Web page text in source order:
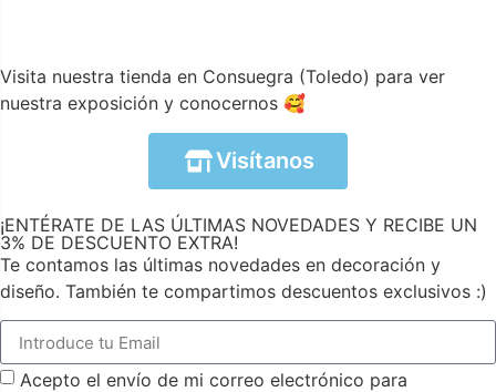
Visita nuestra tienda en Consuegra (Toledo) para ver
nuestra exposición y conocernos 🥰
Visítanos
¡ENTÉRATE DE LAS ÚLTIMAS NOVEDADES Y RECIBE UN
3% DE DESCUENTO EXTRA!
Te contamos las últimas novedades en decoración y
diseño. También te compartimos descuentos exclusivos :)
Acepto el envío de mi correo electrónico para